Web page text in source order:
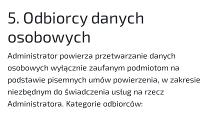
5. Odbiorcy danych
osobowych
Administrator powierza przetwarzanie danych
osobowych wyłącznie zaufanym podmiotom na
podstawie pisemnych umów powierzenia, w zakresie
niezbędnym do świadczenia usług na rzecz
Administratora. Kategorie odbiorców: